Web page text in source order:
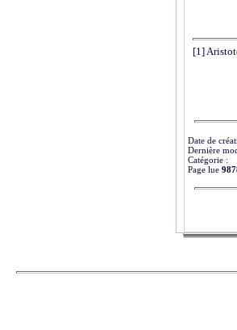
[1]
Date de
Dernière
Catégorie :
Page lue